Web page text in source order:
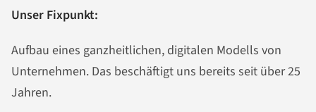
Unser Fixpunkt:
Aufbau eines ganzheitlichen, digitalen Modells von
Unternehmen. Das beschäftigt uns bereits seit über 25
Jahren.